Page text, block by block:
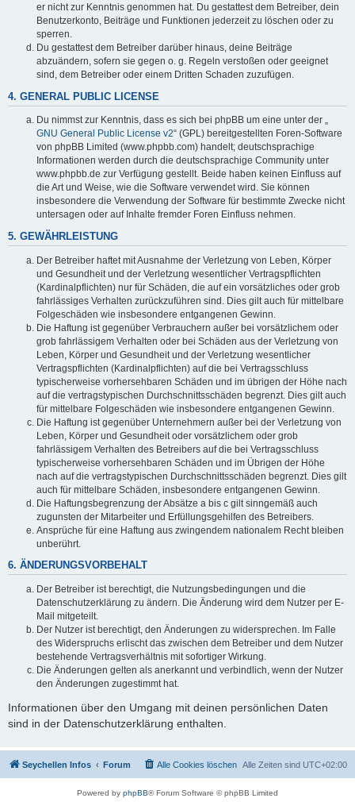
er nicht zur Kenntnis genommen hat. Du gestattest dem Betreiber, dein
Benutzerkonto, Beiträge und Funktionen jederzeit zu löschen oder zu
sperren.
Du gestattest dem Betreiber darüber hinaus, deine Beiträge
abzuändern, sofern sie gegen o. g. Regeln verstoßen oder geeignet
sind, dem Betreiber oder einem Dritten Schaden zuzufügen.
4. GENERAL PUBLIC LICENSE
Du nimmst zur Kenntnis, dass es sich bei phpBB um eine unter der „
GNU General Public License v2“ (GPL) bereitgestellten Foren-Software
von phpBB Limited (www.phpbb.com) handelt; deutschsprachige
Informationen werden durch die deutschsprachige Community unter
www.phpbb.de zur Verfügung gestellt. Beide haben keinen Einfluss auf
die Art und Weise, wie die Software verwendet wird. Sie können
insbesondere die Verwendung der Software für bestimmte Zwecke nicht
untersagen oder auf Inhalte fremder Foren Einfluss nehmen.
5. GEWÄHRLEISTUNG
Der Betreiber haftet mit Ausnahme der Verletzung von Leben, Körper
und Gesundheit und der Verletzung wesentlicher Vertragspflichten
(Kardinalpflichten) nur für Schäden, die auf ein vorsätzliches oder grob
fahrlässiges Verhalten zurückzuführen sind. Dies gilt auch für mittelbare
Folgeschäden wie insbesondere entgangenen Gewinn.
Die Haftung ist gegenüber Verbrauchern außer bei vorsätzlichem oder
grob fahrlässigem Verhalten oder bei Schäden aus der Verletzung von
Leben, Körper und Gesundheit und der Verletzung wesentlicher
Vertragspflichten (Kardinalpflichten) auf die bei Vertragsschluss
typischerweise vorhersehbaren Schäden und im übrigen der Höhe nach
auf die vertragstypischen Durchschnittsschäden begrenzt. Dies gilt auch
für mittelbare Folgeschäden wie insbesondere entgangenen Gewinn.
Die Haftung ist gegenüber Unternehmern außer bei der Verletzung von
Leben, Körper und Gesundheit oder vorsätzlichem oder grob
fahrlässigem Verhalten des Betreibers auf die bei Vertragsschluss
typischerweise vorhersehbaren Schäden und im Übrigen der Höhe
nach auf die vertragstypischen Durchschnittsschäden begrenzt. Dies gilt
auch für mittelbare Schäden, insbesondere entgangenen Gewinn.
Die Haftungsbegrenzung der Absätze a bis c gilt sinngemäß auch
zugunsten der Mitarbeiter und Erfüllungsgehilfen des Betreibers.
Ansprüche für eine Haftung aus zwingendem nationalem Recht bleiben
unberührt.
6. ÄNDERUNGSVORBEHALT
Der Betreiber ist berechtigt, die Nutzungsbedingungen und die
Datenschutzerklärung zu ändern. Die Änderung wird dem Nutzer per E-
Mail mitgeteilt.
Der Nutzer ist berechtigt, den Änderungen zu widersprechen. Im Falle
des Widerspruchs erlischt das zwischen dem Betreiber und dem Nutzer
bestehende Vertragsverhältnis mit sofortiger Wirkung.
Die Änderungen gelten als anerkannt und verbindlich, wenn der Nutzer
den Änderungen zugestimmt hat.
Informationen über den Umgang mit deinen persönlichen Daten
sind in der Datenschutzerklärung enthalten.
Seychellen Infos Forum Alle Zeiten sind UTC+02:00
Alle Cookies löschen
Powered by phpBB® Forum Software © phpBB Limited